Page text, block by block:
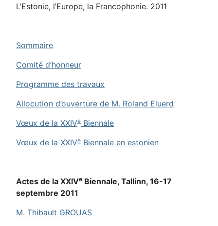
L’Estonie, l’Europe, la Francophonie. 2011
Sommaire
Comité d’honneur
Programme des travaux
Allocution d’ouverture de M. Roland Eluerd
Vœux de la XXIVe Biennale
Vœux de la XXIVe Biennale en estonien
Actes de la XXIVe Biennale, Tallinn, 16-17
septembre 2011
M. Thibault GROUAS